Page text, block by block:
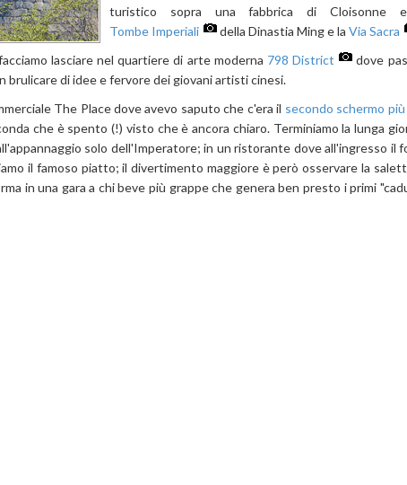
turistico sopra una fabbrica di Cloisonne
Tombe Imperiali
della Dinastia Ming e la Via Sacra
lasciare nel quartiere di arte moderna 798 District
dove
di idee e fervore dei giovani artisti cinesi.
The Place dove avevo saputo che c'era il secondo schermo
che è spento (!) visto che è ancora chiaro. Terminiamo la lunga
solo dell'Imperatore; in un ristorante dove all'ingresso il
il famoso piatto; il divertimento maggiore è però osservare la
in una gara a chi beve più grappe che genera ben presto i primi